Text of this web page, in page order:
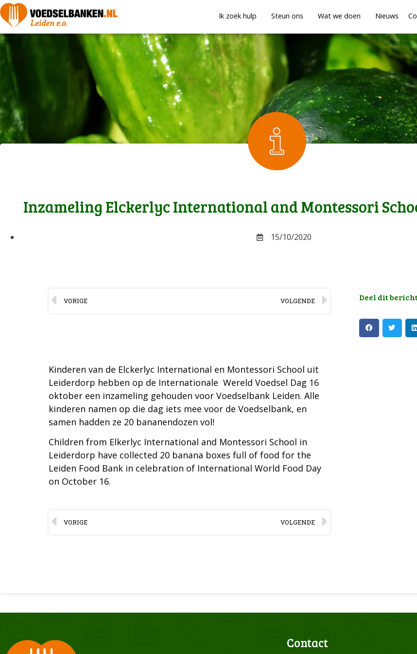
Ik zoek hulp Steun ons Wat we doen Nieuws
Inzameling Elckerlyc International and Montessori
15/10/2020
VORIGE VOLGENDE
Kinderen van de Elckerlyc International en Montessori School uit
Leiderdorp hebben op de Internationale Wereld Voedsel Dag 16
oktober een inzameling gehouden voor Voedselbank Leiden. Alle
kinderen namen op die dag iets mee voor de Voedselbank, en
samen hadden ze 20 bananendozen vol!
Children from Elkerlyc International and Montessori School in
Leiderdorp have collected 20 banana boxes full of food for the
Leiden Food Bank in celebration of International World Food Day
on October 16.
VORIGE VOLGENDE
Deel dit
Contact